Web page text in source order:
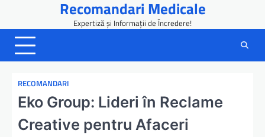
content
Recomandari Medicale
Expertiză și Informații de Încredere!
RECOMANDARI
Eko Group: Lideri în Reclame
Creative pentru Afaceri